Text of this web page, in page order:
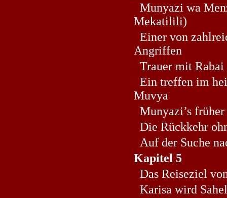
Munyazi wa
Mekatilili)
Einer von
Angriffen
Trauer mit Rabai
Ein treffen im
Muvya
Munyazi’s
Die Rückkehr
Auf der Suche
Kapitel 5
Das Reiseziel
Karisa wird Sahel